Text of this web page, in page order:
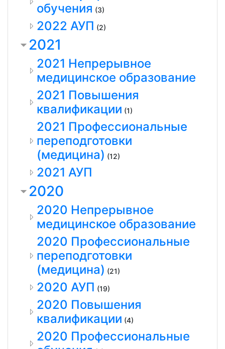
обучения (3)
2022 АУП (2)
2021
2021 Непрерывное
медицинское образование
2021 Повышения
квалификации (1)
2021 Профессиональные
переподготовки
(медицина) (12)
2021 АУП
2020
2020 Непрерывное
медицинское образование
2020 Профессиональные
переподготовки
(медицина) (21)
2020 АУП (19)
2020 Повышения
квалификации (4)
2020 Профессиональные